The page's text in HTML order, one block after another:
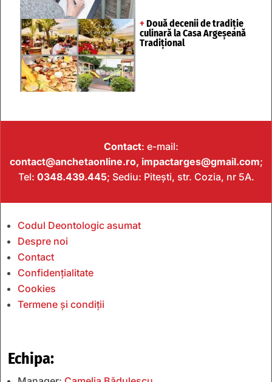
+ Două decenii de tradiție
culinară la Casa Argeșeană
Tradițional
Contact: e-mail:
contact@anchetaonline.ro, impactarges@gmail.com;
Tel: 0348.439.445; Sediu: Pitești, str. Cozia, nr 5A.
Codul Deontologic asumat
Despre noi
Contact
Confidențialitate
Cookies
Termene și condiții
Echipa: